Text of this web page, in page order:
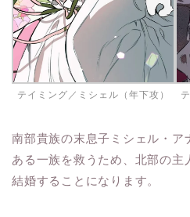
テイミング／ミシェル（年下攻）
南部貴族の末息子ミシェル・ア
ある一族を救うため、北部の主
結婚することになります。